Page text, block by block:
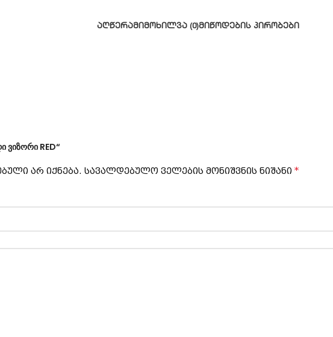
ᲐᲦᲬᲔᲠᲐᲛᲘᲛᲝᲮᲘᲚᲕᲐ (0)ᲛᲘᲬᲝᲓᲔᲑᲘᲡ ᲞᲘᲠᲝᲑᲔᲑᲘ
ვიზორი RED“
არ იქნება. სავალდებულო ველების მონიშვნის ნიშანი *